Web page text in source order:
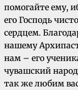
помогайте ему,
его Господь
сердцем.
нашему
нам – его
чувашский
так же любим